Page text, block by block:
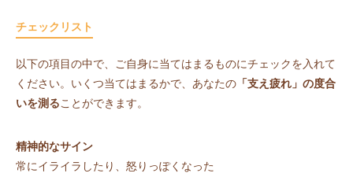
チェックリスト
以下の項目の中で、ご自身に当てはまるものにチェックを入れて
ください。いくつ当てはまるかで、あなたの 「支え疲れ」の度合
いを測る ことができます。
精神的なサイン
常にイライラしたり、怒りっぽくなった